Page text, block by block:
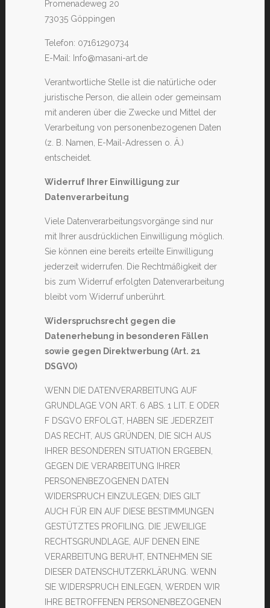
Promenadeweg 20
73035 Göppingen
Telefon: 07161290734
E-Mail: Info@masani-art.de
Verantwortliche Stelle ist die natürliche oder
juristische Person, die allein oder gemeinsam
mit anderen über die Zwecke und Mittel der
Verarbeitung von personenbezogenen Daten
(z. B. Namen, E-Mail-Adressen o. Ä.)
entscheidet.
Widerruf Ihrer Einwilligung zur
Datenverarbeitung
Viele Datenverarbeitungsvorgänge sind nur
mit Ihrer ausdrücklichen Einwilligung möglich.
Sie können eine bereits erteilte Einwilligung
jederzeit widerrufen. Die Rechtmäßigkeit der
bis zum Widerruf erfolgten Datenverarbeitung
bleibt vom Widerruf unberührt.
Widerspruchsrecht gegen die
Datenerhebung in besonderen Fällen
sowie gegen Direktwerbung (Art. 21
DSGVO)
WENN DIE DATENVERARBEITUNG AUF
GRUNDLAGE VON ART. 6 ABS. 1 LIT. E ODER
F DSGVO ERFOLGT, HABEN SIE JEDERZEIT
DAS RECHT, AUS GRÜNDEN, DIE SICH AUS
IHRER BESONDEREN SITUATION ERGEBEN,
GEGEN DIE VERARBEITUNG IHRER
PERSONENBEZOGENEN DATEN
WIDERSPRUCH EINZULEGEN; DIES GILT
AUCH FÜR EIN AUF DIESE BESTIMMUNGEN
GESTÜTZTES PROFILING. DIE JEWEILIGE
RECHTSGRUNDLAGE, AUF DENEN EINE
VERARBEITUNG BERUHT, ENTNEHMEN SIE
DIESER DATENSCHUTZERKLÄRUNG. WENN
SIE WIDERSPRUCH EINLEGEN, WERDEN WIR
IHRE BETROFFENEN PERSONENBEZOGENEN